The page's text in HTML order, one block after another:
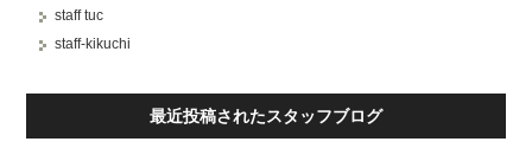
staff tuc
staff-kikuchi
最近投稿されたスタッフブログ